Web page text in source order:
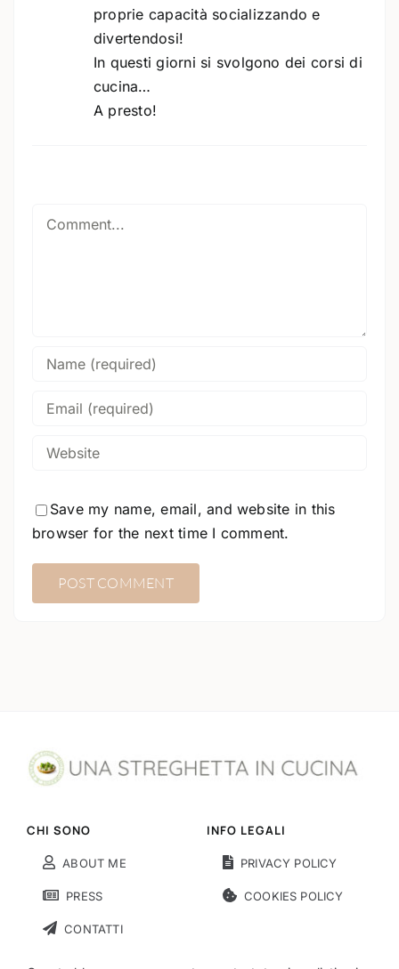
proprie capacità socializzando e
divertendosi!
In questi giorni si svolgono dei corsi di
cucina…
A presto!
Save my name, email, and website in this
browser for the next time I comment.
CHI SONO
ABOUT ME
PRESS
CONTATTI
INFO LEGALI
PRIVACY POLICY
COOKIES POLICY